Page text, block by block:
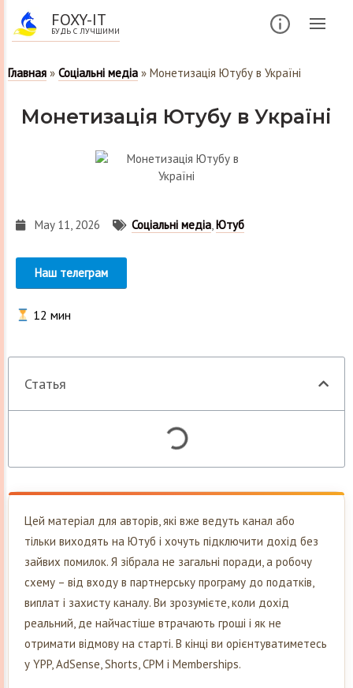
FOXY-IT
БУДЬ С ЛУЧШИМИ
Главная » Соціальні медіа » Монетизація Ютубу в Україні
Монетизація Ютубу в Україні
May 11, 2026 Соціальні медіа,Ютуб
Наш телеграм
12 мин
Статья
Цей матеріал для авторів, які вже ведуть канал або
тільки виходять на Ютуб і хочуть підключити дохід без
зайвих помилок. Я зібрала не загальні поради, а робочу
схему – від входу в партнерську програму до податків,
виплат і захисту каналу. Ви зрозумієте, коли дохід
реальний, де найчастіше втрачають гроші і як не
отримати відмову на старті. В кінці ви орієнтуватиметесь
у YPP, AdSense, Shorts, CPM і Memberships.